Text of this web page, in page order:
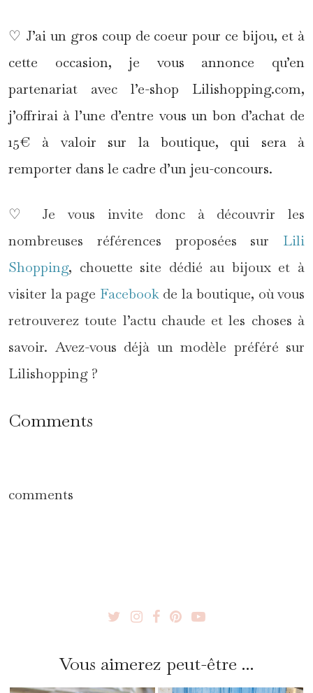
♡ J’ai un gros coup de coeur pour ce bijou, et à
cette occasion, je vous annonce qu’en
partenariat avec l’e-shop Lilishopping.com,
j’offrirai à l’une d’entre vous un bon d’achat de
15€ à valoir sur la boutique, qui sera à
remporter dans le cadre d’un jeu-concours.
♡ Je vous invite donc à découvrir les
nombreuses références proposées sur Lili
Shopping, chouette site dédié au bijoux et à
visiter la page Facebookde la boutique, où vous
retrouverez toute l’actu chaude et les choses à
savoir. Avez-vous déjà un modèle préféré sur
Lilishopping ?
Comments
comments
Vous aimerez peut-être ...